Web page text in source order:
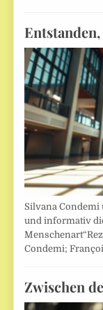
Silvana
und informativ
Condemi;
Zwischen